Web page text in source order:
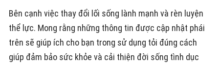
Bên cạnh việc thay đổi lối sống lành mạnh và rèn luyện
thể lực. Mong rằng những thông tin được cập nhật phái
trên sẽ giúp ích cho bạn trong sử dụng tỏi đúng cách
giúp đảm bảo sức khỏe và cải thiện đời sống tình dục